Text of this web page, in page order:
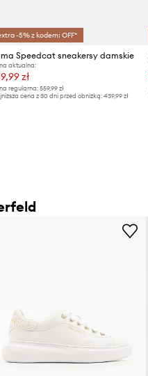
-5% z kodem: OFF*
Speedcat sneakersy damskie
aktualna:
zł
regularna:559,99 zł
cena z 30 dni przed obniżką:439,99 zł